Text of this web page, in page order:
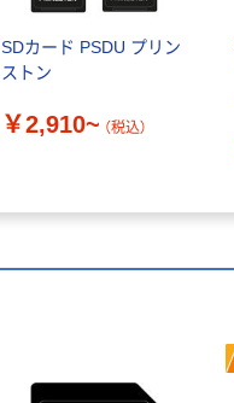
SDカード PSDU プリン
ストン
￥2,910~ （税込）